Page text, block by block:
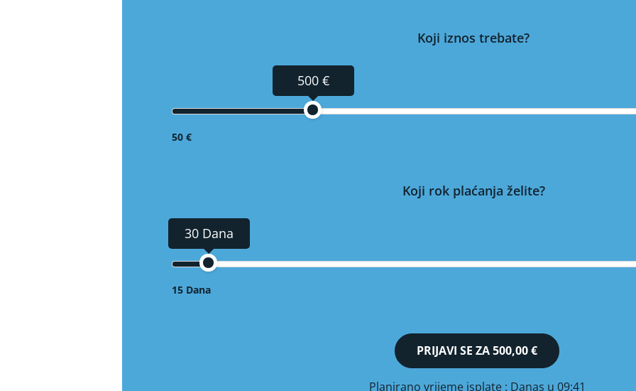
Koji iznos trebate?
500 €
50 €
Koji rok plaćanja želite?
30 Dana
15 Dana
PRIJAVI SE ZA500,00 €
Planirano vrijeme isplate : Danas u 09:41